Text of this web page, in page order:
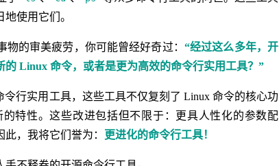
使用它们。
的审美疲劳，你可能曾经好奇过： “经过这么多年，开
Linux 命令，或者是更为高效的命令行实用工具？”
行实用工具，这些工具不仅复刻了 Linux 命令的核心功
特性。这些改进包括但不限于：更具人性化的参数配
，我将它们誉为：
更进化的命令行工具！